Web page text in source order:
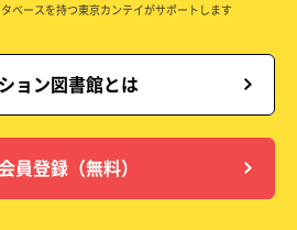
ベースを持つ東京カンテイがサポートします
ョン図書館とは
員登録（無料）